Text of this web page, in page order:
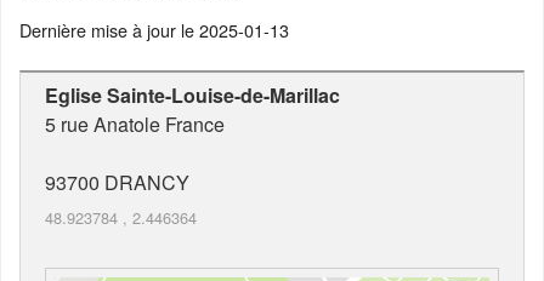
Dernière mise à jour le2025-01-13
Eglise Sainte-Louise-de-Marillac
5 rue Anatole France
93700 DRANCY
48.923784 , 2.446364